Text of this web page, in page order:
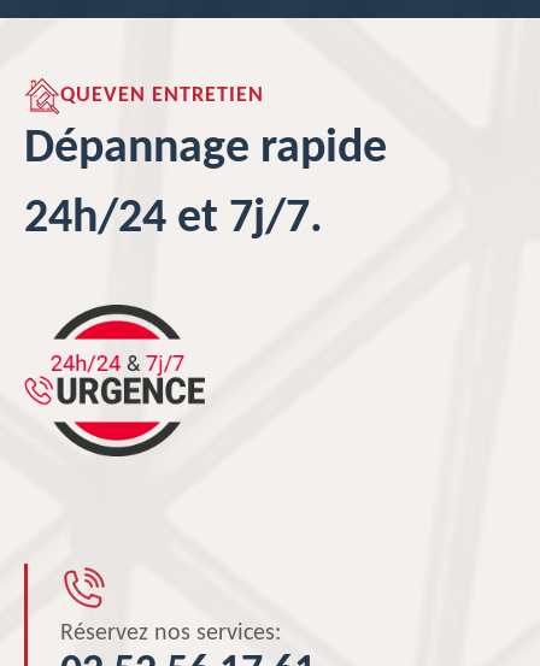
QUEVEN ENTRETIEN
Dépannage rapide
24h/24 et 7j/7.
Réservez nos services: